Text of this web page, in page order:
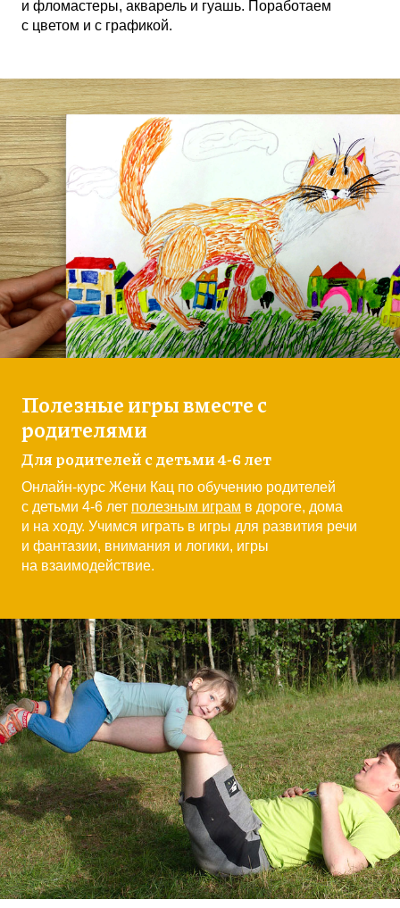
и фломастеры, акварель и гуашь. Поработаем
с цветом и с графикой.
Полезные игры вместе с
родителями
Для родителей с детьми 4-6 лет
Онлайн-курс Жени Кац по обучению родителей
с детьми 4-6 лет полезным играм в дороге, дома
и на ходу. Учимся играть в игры для развития речи
и фантазии, внимания и логики, игры
на взаимодействие.